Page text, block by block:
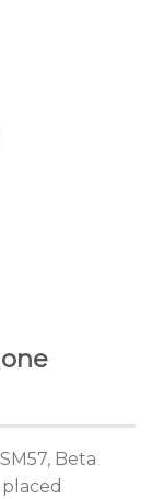
Beta